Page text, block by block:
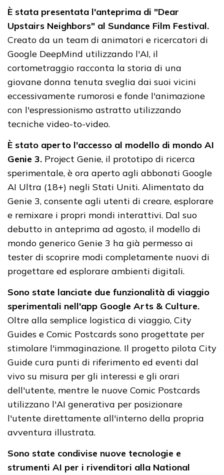
È stata presentata l'anteprima di "Dear
Upstairs Neighbors" al Sundance Film Festival.
Creato da un team di animatori e ricercatori di
Google DeepMind utilizzando l'AI, il
cortometraggio racconta la storia di una
giovane donna tenuta sveglia dai suoi vicini
eccessivamente rumorosi e fonde l'animazione
con l'espressionismo astratto utilizzando
tecniche video-to-video.
È stato aperto l'accesso al modello di mondo AI
Genie 3. Project Genie, il prototipo di ricerca
sperimentale, è ora aperto agli abbonati Google
AI Ultra (18+) negli Stati Uniti. Alimentato da
Genie 3, consente agli utenti di creare, esplorare
e remixare i propri mondi interattivi. Dal suo
debutto in anteprima ad agosto, il modello di
mondo generico Genie 3 ha già permesso ai
tester di scoprire modi completamente nuovi di
progettare ed esplorare ambienti digitali.
Sono state lanciate due funzionalità di viaggio
sperimentali nell'app Google Arts & Culture.
Oltre alla semplice logistica di viaggio, City
Guides e Comic Postcards sono progettate per
stimolare l'immaginazione. Il progetto pilota City
Guide cura punti di riferimento ed eventi dal
vivo su misura per gli interessi e gli orari
dell'utente, mentre le nuove Comic Postcards
utilizzano l'AI generativa per posizionare
l'utente direttamente all'interno della propria
avventura illustrata.
Sono state condivise nuove tecnologie e
strumenti AI per i rivenditori alla National